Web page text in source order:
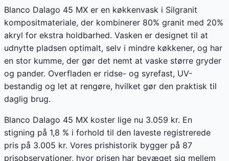
Blanco Dalago 45 MX er en køkkenvask i Silgranit
kompositmateriale, der kombinerer 80% granit med 20%
akryl for ekstra holdbarhed. Vasken er designet til at
udnytte pladsen optimalt, selv i mindre køkkener, og har
en stor kumme, der gør det nemt at vaske større gryder
og pander. Overfladen er ridse- og syrefast, UV-
bestandig og let at rengøre, hvilket gør den praktisk til
daglig brug.
Blanco Dalago 45 MX koster lige nu 3.059 kr. En
stigning på 1,8 % i forhold til den laveste registrerede
pris på 3.005 kr. Vores prishistorik bygger på 87
prisobservationer, hvor prisen har bevæget sig mellem